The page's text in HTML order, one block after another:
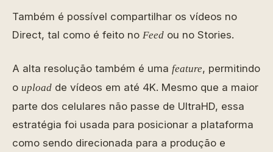
Também é possível compartilhar os vídeos no
Direct, tal como é feito no Feed ou no Stories.
A alta resolução também é uma feature, permitindo
o upload de vídeos em até 4K. Mesmo que a maior
parte dos celulares não passe de UltraHD, essa
estratégia foi usada para posicionar a plataforma
como sendo direcionada para a produção e